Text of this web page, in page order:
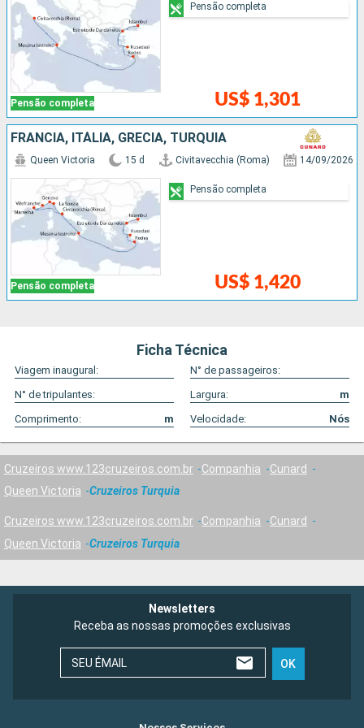
Pensão completa US$ 1,301
Pensão completa
FRANCIA, ITÁLIA, GRÉCIA, TURQUIA
Pensão completa
Queen Victoria 15 d Civitavecchia (Roma) 14/09/2026
US$ 1,420
Pensão completa
Ficha Técnica
Viagem inaugural:
N° de passageiros:
N° de tripulantes:
Largura:
m
Comprimento:
m Velocidade: Nós
Cruzeiros www.123cruzeiros.com.br Companhia
Cunard
Queen Victoria
Cruzeiros Turquia
Cruzeiros www.123cruzeiros.com.br Companhia
Cunard
Queen Victoria
Cruzeiros Turquia
Newsletters
Receba as nossas promoções exclusivas
SEU ÉMAIL OK